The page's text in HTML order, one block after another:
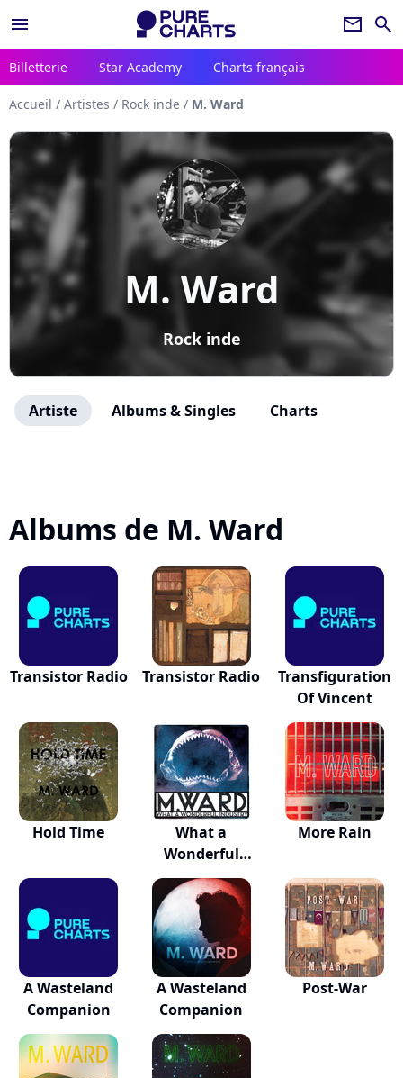
menu newsletter search
Billetterie Star Academy Charts français
Accueil / Artistes / Rock inde / M. Ward
M. Ward
Rock inde
Artiste Albums & Singles Charts
Albums de M. Ward
Transistor Radio Transistor Radio
Transfiguration
Of Vincent
Hold Time
What a
Wonderful
Industry
More Rain
A Wasteland
Companion
A Wasteland
Companion
Post-War